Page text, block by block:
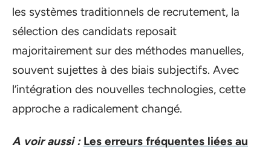
les systèmes traditionnels de recrutement, la
sélection des candidats reposait
majoritairement sur des méthodes manuelles,
souvent sujettes à des biais subjectifs. Avec
l’intégration des nouvelles technologies, cette
approche a radicalement changé.
A voir aussi : Les erreurs fréquentes liées au